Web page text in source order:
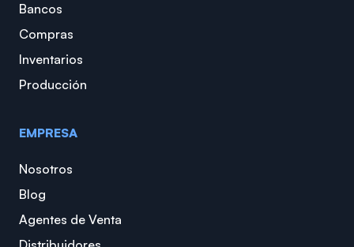
Bancos
Compras
Inventarios
Producción
EMPRESA
Nosotros
Blog
Agentes de Venta